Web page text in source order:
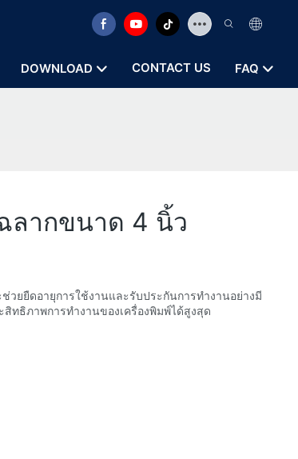
DOWNLOAD CONTACT US FAQ
ลากขนาด 4 นิ้ว
ยยืดอายุการใช้งานและรับประกันการทำงานอย่างมี
ทธิภาพการทำงานของเครื่องพิมพ์ได้สูงสุด